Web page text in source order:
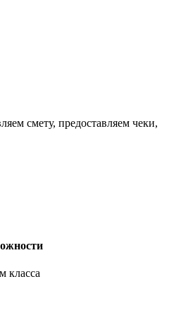
смету, предоставляем чеки,
класса